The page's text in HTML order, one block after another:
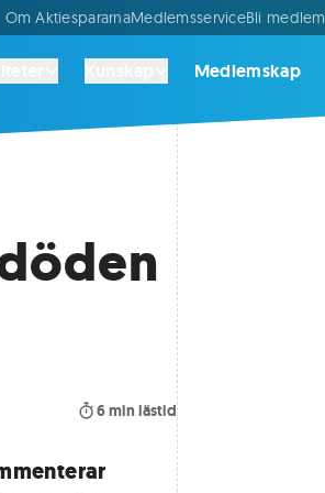
Om AktiespararnaMedlemsserviceBli medlem
Medlemskap
6min lästid